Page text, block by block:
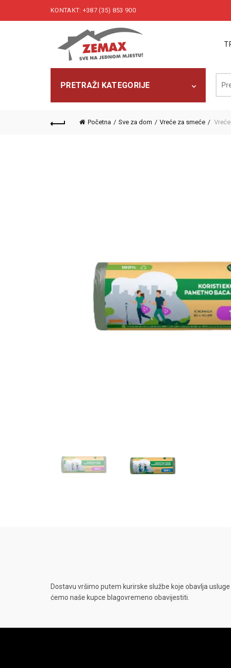
KONTAKT: +387 (35) 853 900
PRETRAŽI KATEGORIJE
Početna Sve za dom Vreće za smeće
Dostavu vršimo putem kurirske službe koje obavlja
ćemo naše kupce blagovremeno obavijestiti.